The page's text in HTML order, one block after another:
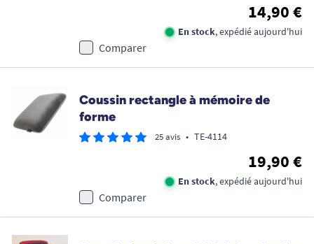
14,90 €
En stock, expédié aujourd'hui
Comparer
Coussin rectangle à mémoire de
forme
25 avis • TE-4114
19,90 €
En stock, expédié aujourd'hui
Comparer